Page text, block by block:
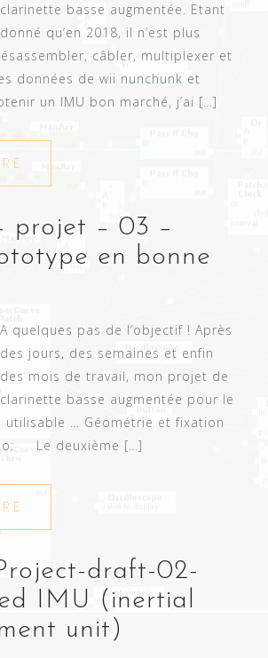
clarinette basse augmentée. Etant
donné qu’en 2018, il n’est plus
câbler, multiplexer et
données de wii nunchunk et
un IMU bon marché, j’ai […]
projet – 03 –
en bonne
A quelques pas de l’objectif ! Après
des jours, des semaines et enfin
des mois de travail, mon projet de
clarinette basse augmentée pour le
utilisable … Géométrie et fixation
Le deuxième […]
draft-02-
IMU (inertial
unit)